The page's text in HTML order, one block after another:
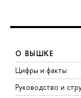
О ВЫШКЕ
Цифры и факты
Руководство и